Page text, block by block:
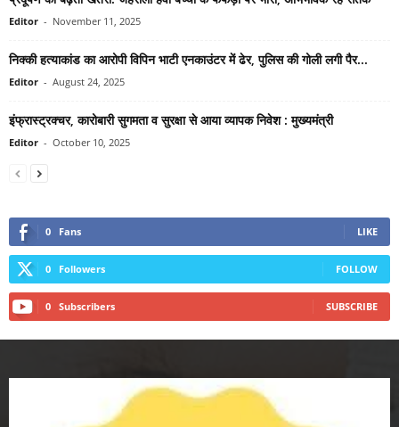
Editor - November 11, 2025
निक्की हत्याकांड का आरोपी विपिन भाटी एनकाउंटर में ढेर, पुलिस की गोली लगी पैर...
Editor - August 24, 2025
इंफ्रास्ट्रक्चर, कारोबारी सुगमता व सुरक्षा से आया व्यापक निवेश : मुख्यमंत्री
Editor - October 10, 2025
0 Fans LIKE
0 Followers FOLLOW
0 Subscribers SUBSCRIBE